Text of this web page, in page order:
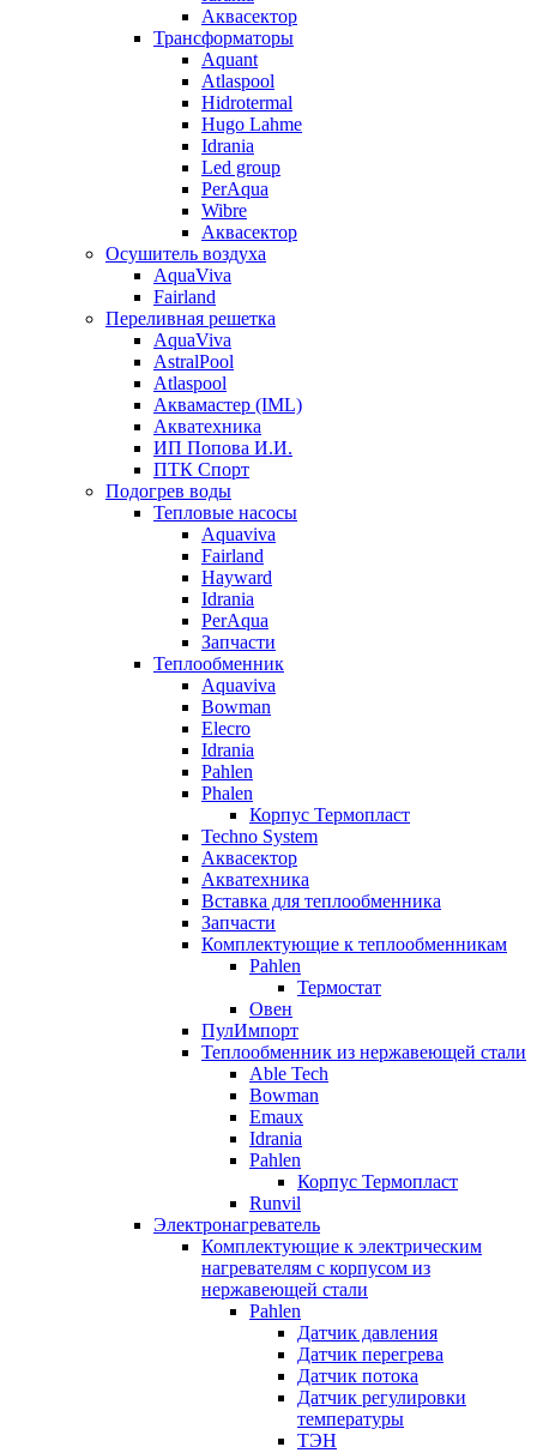
Аквасектор
Трансформаторы
Aquant
Atlaspool
Hidrotermal
Hugo Lahme
Idrania
Led group
PerAqua
Wibre
Аквасектор
Осушитель воздуха
AquaViva
Fairland
Переливная решетка
AquaViva
AstralPool
Atlaspool
Аквамастер (IML)
Акватехника
ИП Попова И.И.
ПТК Спорт
Подогрев воды
Тепловые насосы
Aquaviva
Fairland
Hayward
Idrania
PerAqua
Запчасти
Теплообменник
Aquaviva
Bowman
Elecro
Idrania
Pahlen
Phalen
Корпус Термопласт
Techno System
Аквасектор
Акватехника
Вставка для теплообменника
Запчасти
Комплектующие к теплообменникам
Pahlen
Термостат
Овен
ПулИмпорт
Теплообменник из нержавеющей стали
Able Tech
Bowman
Emaux
Idrania
Pahlen
Корпус Термопласт
Runvil
Электронагреватель
Комплектующие к электрическим
нагревателям с корпусом из
нержавеющей стали
Pahlen
Датчик давления
Датчик перегрева
Датчик потока
Датчик регулировки
температуры
ТЭН